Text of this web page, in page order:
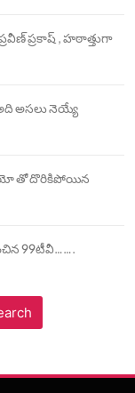
ప్రకాష్ , హఠాత్తుగా
అసలు నెయ్యే
వీడియో తో దొరికిపోయిన
99టీవీ…….